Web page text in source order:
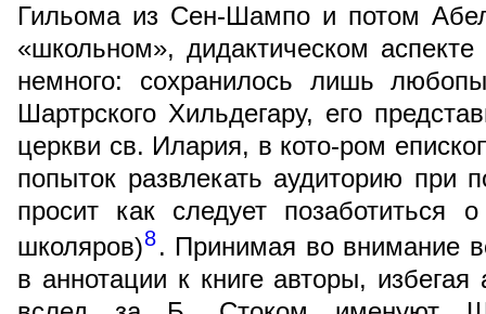
Гильома из Сен-Шампо и потом
«школьном», дидактическом
немного: сохранилось лишь
Шартрского Хильдегару, его
церкви св. Илария, в кото-ром
попыток развлекать аудиторию
просит как следует позаботиться
школяров)8. Принимая во внимание
в аннотации к книге авторы,